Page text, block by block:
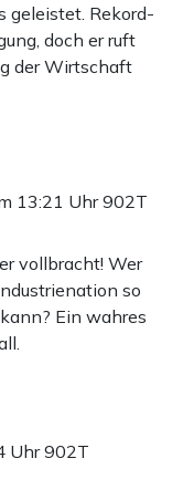
geleistet. Rekord-
doch er ruft
der Wirtschaft
13:21 Uhr902T
vollbracht! Wer
so
Ein wahres
Uhr902T